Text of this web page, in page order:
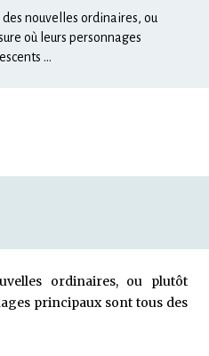
nouvelles ordinaires, ou
où leurs personnages
…
ordinaires, ou plutôt
principaux sont tous des